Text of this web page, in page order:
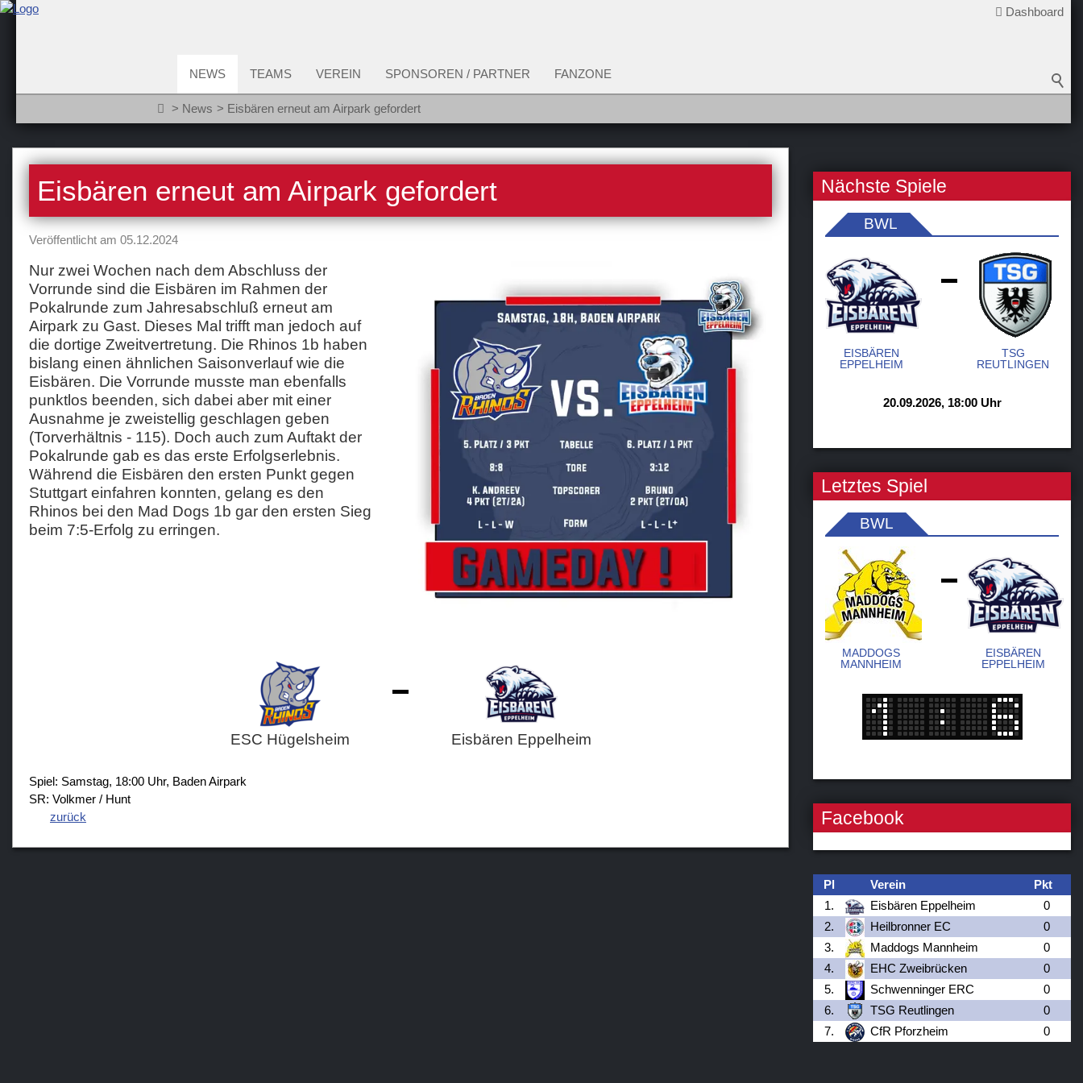
Dashboard
NEWS TEAMS VEREIN SPONSOREN / PARTNER FANZONE
News Eisbären erneut am Airpark gefordert
Eisbären erneut am Airpark gefordert
Veröffentlicht am 05.12.2024
Nur zwei Wochen nach dem Abschluss der
Vorrunde sind die Eisbären im Rahmen der
Pokalrunde zum Jahresabschluß erneut am
Airpark zu Gast. Dieses Mal trifft man jedoch auf
die dortige Zweitvertretung. Die Rhinos 1b haben
bislang einen ähnlichen Saisonverlauf wie die
Eisbären. Die Vorrunde musste man ebenfalls
punktlos beenden, sich dabei aber mit einer
Ausnahme je zweistellig geschlagen geben
(Torverhältnis - 115). Doch auch zum Auftakt der
Pokalrunde gab es das erste Erfolgserlebnis.
Während die Eisbären den ersten Punkt gegen
Stuttgart einfahren konnten, gelang es den
Rhinos bei den Mad Dogs 1b gar den ersten Sieg
beim 7:5-Erfolg zu erringen.
ESC Hügelsheim
-
Eisbären Eppelheim
Spiel: Samstag, 18:00 Uhr, Baden Airpark
SR: Volkmer / Hunt
zurück
Nächste Spiele
BWL
EISBÄREN
EPPELHEIM
-
TSG
REUTLINGEN
20.09.2026, 18:00 Uhr
Letztes Spiel
BWL
MADDOGS
MANNHEIM
-
EISBÄREN
EPPELHEIM
Facebook
Pl Verein
Pkt
1.
Eisbären Eppelheim
0
2.
Heilbronner EC
0
3.
Maddogs Mannheim
0
4.
EHC Zweibrücken
0
5.
Schwenninger ERC
0
6.
TSG Reutlingen
0
7.
CfR Pforzheim 0